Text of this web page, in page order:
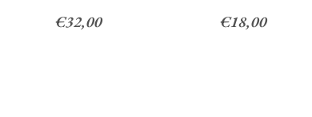
Regular
price
€32,00€32,00 Regular
price
€18,00€18,00